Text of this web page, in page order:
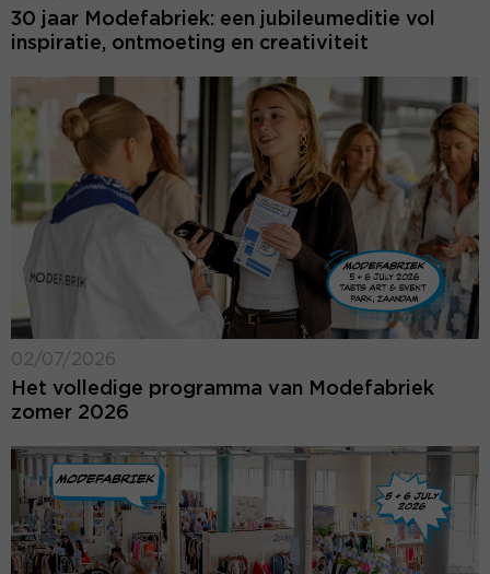
30 jaar Modefabriek: een jubileumeditie vol
inspiratie, ontmoeting en creativiteit
02/07/2026
Het volledige programma van Modefabriek
zomer 2026